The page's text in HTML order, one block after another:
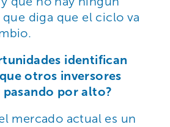
diga que el ciclo va
identifican
otros inversores
por alto?
mercado actual es un